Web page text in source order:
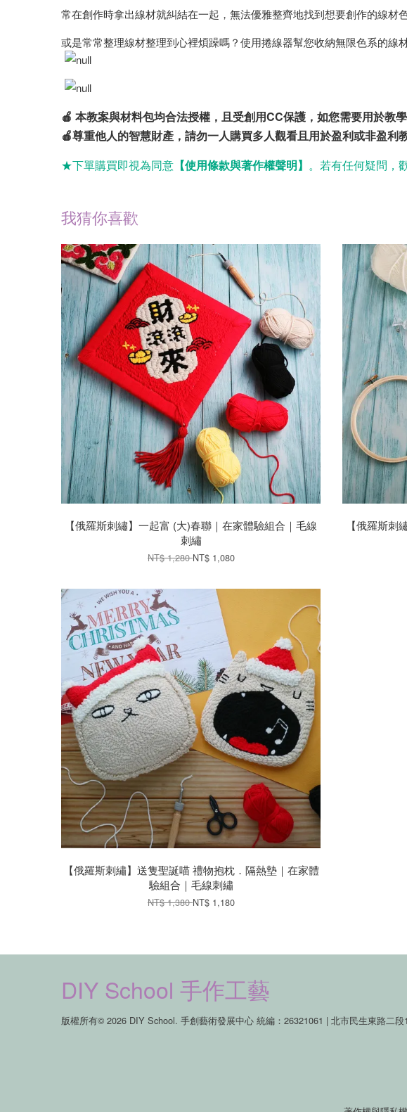
常在創作時拿出線材就糾結在一起，無法優雅整齊地找到想要創作的線材
或是常常整理線材整理到心裡煩躁嗎？使用捲線器幫您收納無限色系的線
🍎 本教案與材料包均合法授權，且受創用CC保護，如您需要用於教
🍎尊重他人的智慧財產，請勿一人購買多人觀看且用於盈利或非盈利
★下單購買即視為同意 【使用條款與著作權聲明】 。若有任何疑問，
我猜你喜歡
【俄羅斯刺繡】一起富 (大)春聯｜在家體驗組合｜毛線
刺繡
NT$ 1,280NT$ 1,080
【俄羅斯刺
【俄羅斯刺繡】送隻聖誕喵 禮物抱枕．隔熱墊｜在家體
驗組合｜毛線刺繡
NT$ 1,380NT$ 1,180
DIY School 手作工藝
版權所有© 2026 DIY School. 手創藝術發展中心 統編：26321061 | 北市民生東路二段